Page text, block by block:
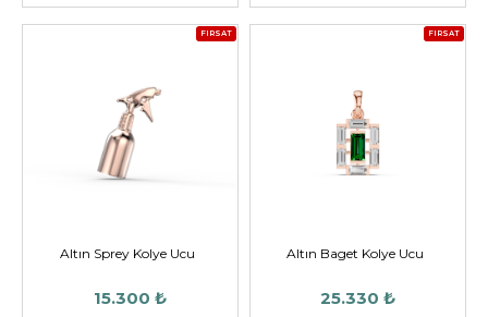
FIRSAT
Altın Sprey Kolye Ucu
15.300 ₺
FIRSAT
Altın Baget Kolye Ucu
25.330 ₺